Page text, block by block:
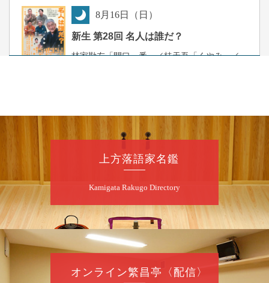
8月 16日（日）
新生 第28回 名人は誰だ？
林家勘左「開口一番」／桂天吾「くやみ」／
都合により、桂南天から桂天吾に変更をしており
開演：午後6時（5時30分開場）
お問合せ：事務局 06-6606-5632
昼
月16日（水）
天満天神繁昌亭 開場二十周年記念特別公
演
桂弥壱／露の瑞／笑福亭生寿／林家笑丸／桂
上方落語家名鑑
Kamigata Rakugo Directory
オンライン繁昌亭〈配信〉